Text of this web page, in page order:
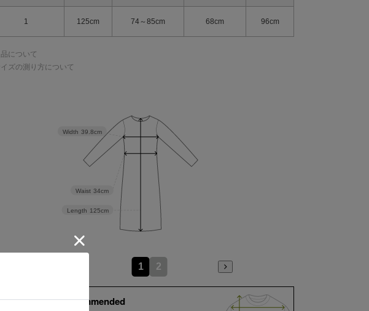
1 125cm 74～85cm 68cm 96cm
について
ズの測り方について
Length 125cm
Waist 34cm
Width 39.8cm
1 2
159cm 51kgRecommended